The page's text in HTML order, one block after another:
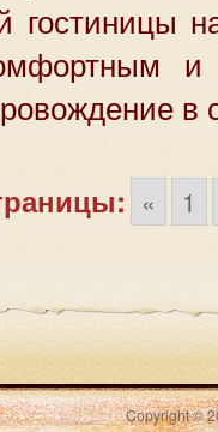
гостиницы
в
« 1
Copyright ©